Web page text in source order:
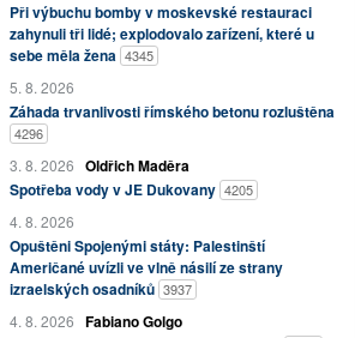
Při výbuchu bomby v moskevské restauraci
zahynuli tři lidé; explodovalo zařízení, které u
sebe měla žena 4345
5. 8. 2026
Záhada trvanlivosti římského betonu rozluštěna
4296
3. 8. 2026 Oldřich Maděra
Spotřeba vody v JE Dukovany 4205
4. 8. 2026
Opuštěni Spojenými státy: Palestinští
Američané uvízli ve vlně násilí ze strany
izraelských osadníků 3937
4. 8. 2026 Fabiano Golgo